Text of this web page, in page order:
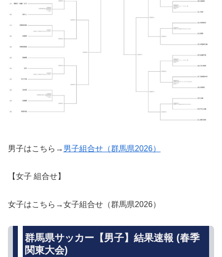
男子はこちら→ 男子組合せ（群馬県2026）
【女子 組合せ】
女子はこちら→女子組合せ（群馬県2026）
群馬県サッカー【男子】結果速報 (春季
関東大会)